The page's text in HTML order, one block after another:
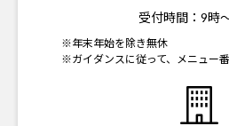
受付時間： 9時
※年末年始を除き無休
※ガイダンスに従って、メニュー